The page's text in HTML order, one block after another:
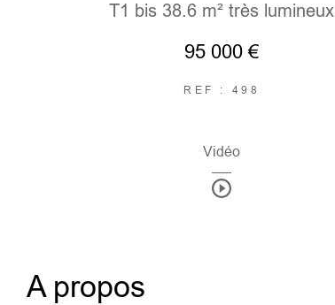
T1 bis 38.6 m² très lumineux
95 000 €
REF : 498
Vidéo
a propos